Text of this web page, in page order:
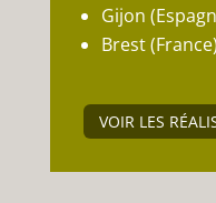
Gijon
Brest (France)
VOIR LES